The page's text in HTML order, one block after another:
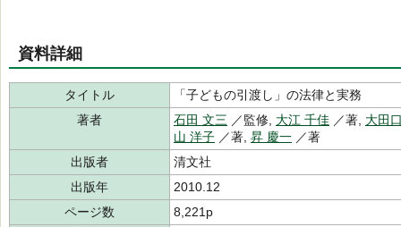
資料詳細
タイトル
「子どもの引渡し」の法律と実務
著者
石田 文三 ／監修, 大江 千佳 ／著, 大田
山 洋子 ／著, 昇 慶一 ／著
出版者
清文社
出版年
2010.12
ページ数
8,221p